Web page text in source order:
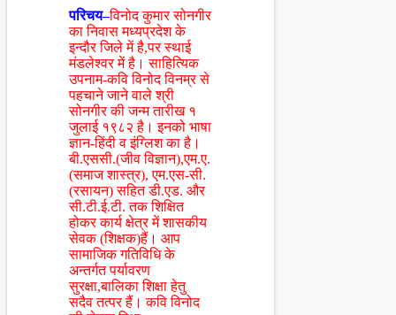
परिचय–विनोद कुमार सोनगीर
का निवास मध्यप्रदेश के
इन्दौर जिले में है,पर स्थाई
मंडलेश्वर में है। साहित्यिक
उपनाम-कवि विनोद विनम्र से
पहचाने जाने वाले श्री
सोनगीर की जन्म तारीख १
जुलाई १९८२ है। इनको भाषा
ज्ञान-हिंदी व इंग्लिश का है।
बी.एससी.(जीव विज्ञान),एम.ए.
(समाज शास्त्र), एम.एस-सी.
(रसायन) सहित डी.एड. और
सी.टी.ई.टी. तक शिक्षित
होकर कार्य क्षेत्र में शासकीय
सेवक (शिक्षक)हैं। आप
सामाजिक गतिविधि के
अन्तर्गत पर्यावरण
सुरक्षा,बालिका शिक्षा हेतु
सदैव तत्पर हैं। कवि विनोद